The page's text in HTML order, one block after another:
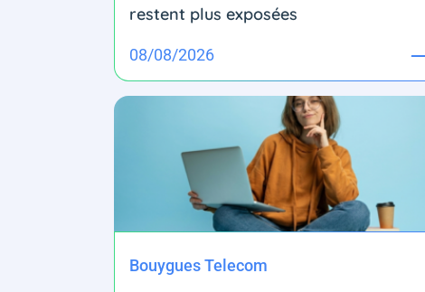
restent plus exposées
08/08/2026
Bouygues Telecom